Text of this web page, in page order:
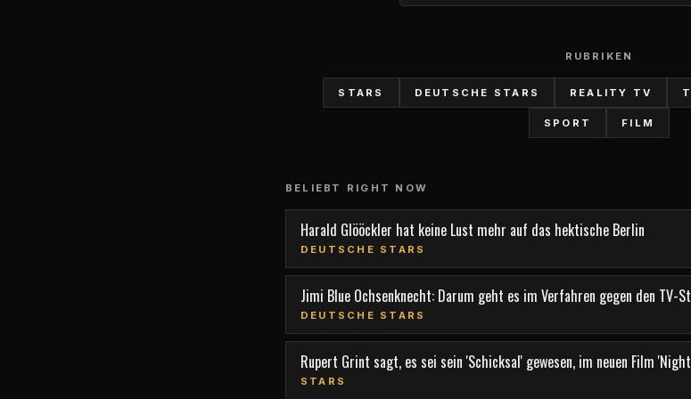
RUBRIKEN
STARS DEUTSCHE STARS REALITY TV
SPORT FILM
BELIEBT RIGHT NOW
Harald Glööckler hat keine Lust mehr auf das hektische Berlin
DEUTSCHE STARS
Jimi Blue Ochsenknecht: Darum geht es im Verfahren gegen den TV-
DEUTSCHE STARS
Rupert Grint sagt, es sei sein 'Schicksal' gewesen, im neuen Film
STARS